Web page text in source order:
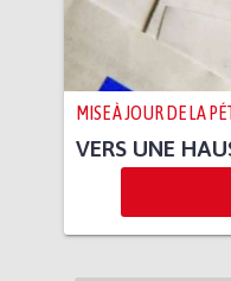
MISE À JOUR DE LA
VERS UNE